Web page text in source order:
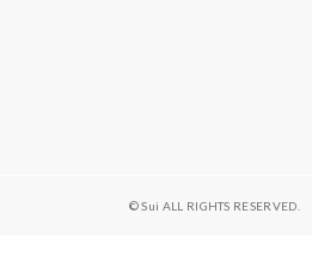
© Sui ALL RIGHTS RESERVED.